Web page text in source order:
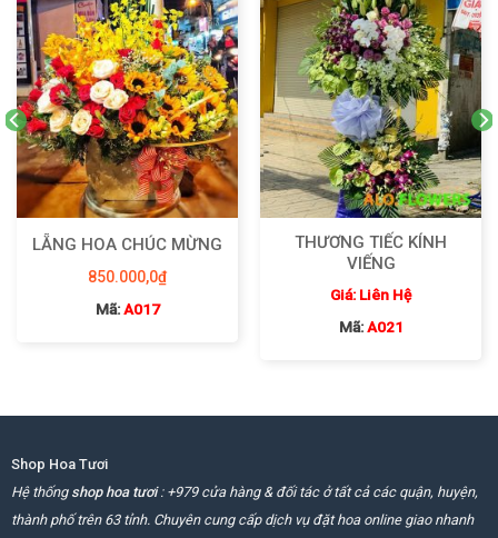
LẴNG HOA CHÚC MỪNG
850.000,0₫
Mã:A017
THƯƠNG TIẾC KÍNH
VIẾNG
Giá: Liên Hệ
Mã:A021
Shop Hoa Tươi
Hệ thống shop hoa tươi: +979 cửa hàng & đối tác ở tất cả các quận, huyện,
thành phố trên 63 tỉnh. Chuyên cung cấp dịch vụ đặt hoa online giao nhanh